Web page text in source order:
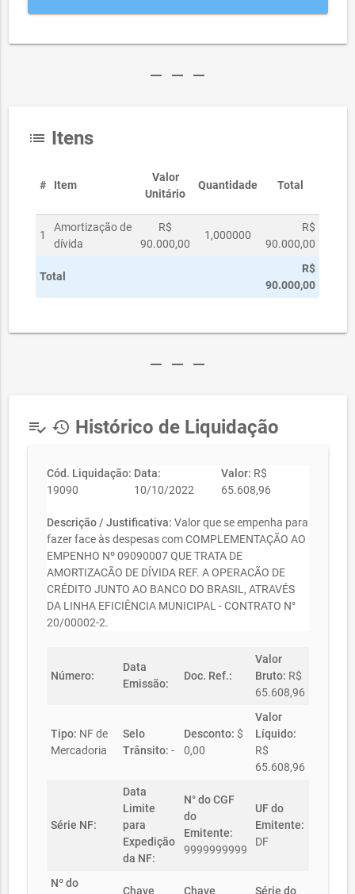
remove remove remove
list Itens
# Item
Valor
Unitário
Quantidade Total
1
Amortização de
dívida
R$
90.000,00
1,000000
R$
90.000,00
Total
R$
90.000,00
remove remove remove
playlist_add_check history Histórico de Liquidação
Cód. Liquidação:
19090
Data:
10/10/2022
Valor: R$
65.608,96
Descrição / Justificativa: Valor que se empenha para
fazer face às despesas com COMPLEMENTAÇÃO AO
EMPENHO Nº 09090007 QUE TRATA DE
AMORTIZACÃO DE DÍVIDA REF. A OPERACÃO DE
CRÉDITO JUNTO AO BANCO DO BRASIL, ATRAVÉS
DA LINHA EFICIÊNCIA MUNICIPAL - CONTRATO N°
20/00002-2.
Número:
Data
Emissão:
Doc. Ref.:
Valor
Bruto: R$
65.608,96
Tipo: NF de
Mercadoria
Selo
Trânsito: -
Desconto: $
0,00
Valor
Líquido:
R$
65.608,96
Série NF:
Data
Limite
para
Expedição
da NF:
N° do CGF
do
Emitente:
9999999999
UF do
Emitente:
DF
Nº do
Chave Chave Série do